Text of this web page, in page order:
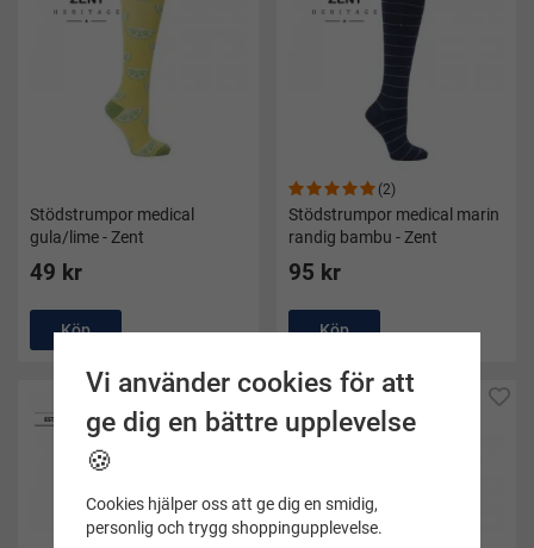
Stödstrumpor medical
gula/lime - Zent
49 kr
Köp
(2)
Stödstrumpor medical marin
randig bambu - Zent
95 kr
Köp
Vi använder cookies för att
ge dig en bättre upplevelse
🍪
Cookies hjälper oss att ge dig en smidig,
personlig och trygg shoppingupplevelse.